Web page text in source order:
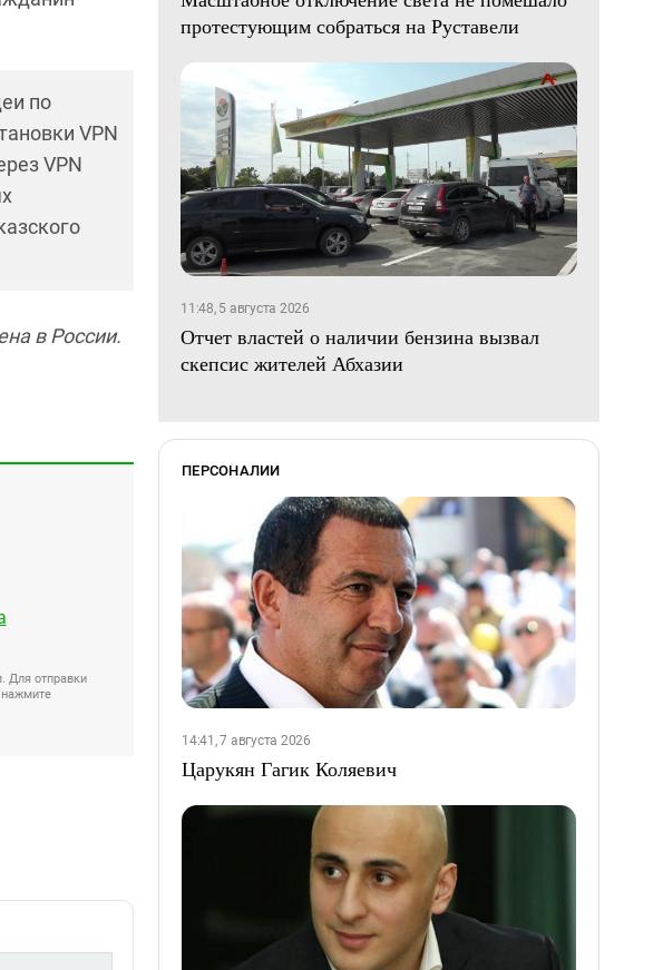
по
VPN
VPN
в России.
Для отправки
нажмите
протестующим собраться на Руставели
11:48, 5 августа 2026
Отчет властей о наличии бензина вызвал
скепсис жителей Абхазии
ПЕРСОНАЛИИ
14:41, 7 августа 2026
Царукян Гагик Коляевич